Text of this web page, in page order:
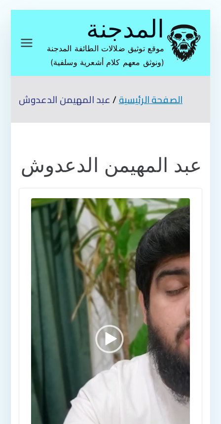
المحتوى
المدجنة
موقع توثيق ضلالات الطائفة المدجنة
(ونوثق معهم كلام أشعرية وسلفية)
الصفحة الرئيسية عبد المهيمن الدعدوش
عبد المهيمن الدعدوش